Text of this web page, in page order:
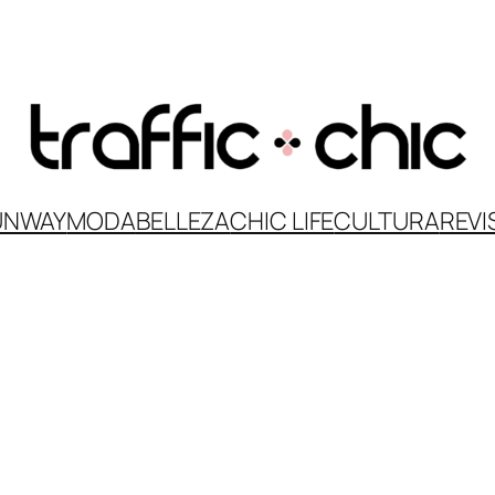
MODABELLEZACHIC LIFECULTURA